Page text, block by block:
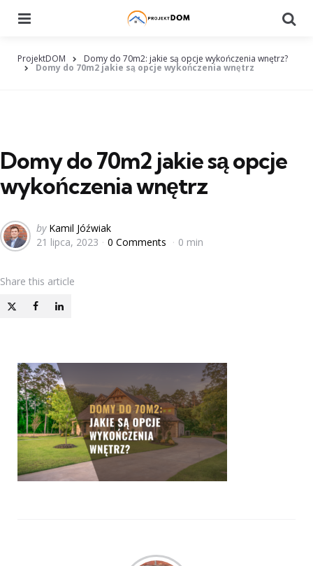
ProjektDOM Domy do 70m2: jakie są opcje wykończenia wnętrz?
Domy do 70m2 jakie są opcje wykończenia wnętrz
Domy do 70m2 jakie są opcje
wykończenia wnętrz
Posted
by
by Kamil Jóźwiak
21 lipca, 2023
0 Comments 0 min
Share this article